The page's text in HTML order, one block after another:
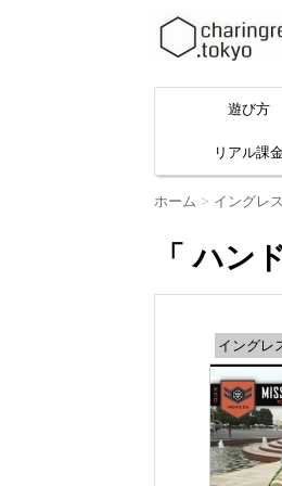
遊び方
リアル課
ホーム > イングレス
「 ハン
イングレ